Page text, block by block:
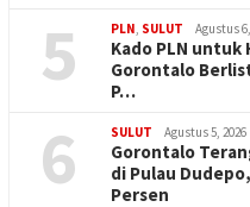
5 PLN SULUT Agustus
Kado PLN untuk
Gorontalo
P…
6 SULUT Agustus 5, 2026
Gorontalo
di Pulau
Persen